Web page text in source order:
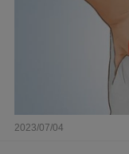
2023/07/04